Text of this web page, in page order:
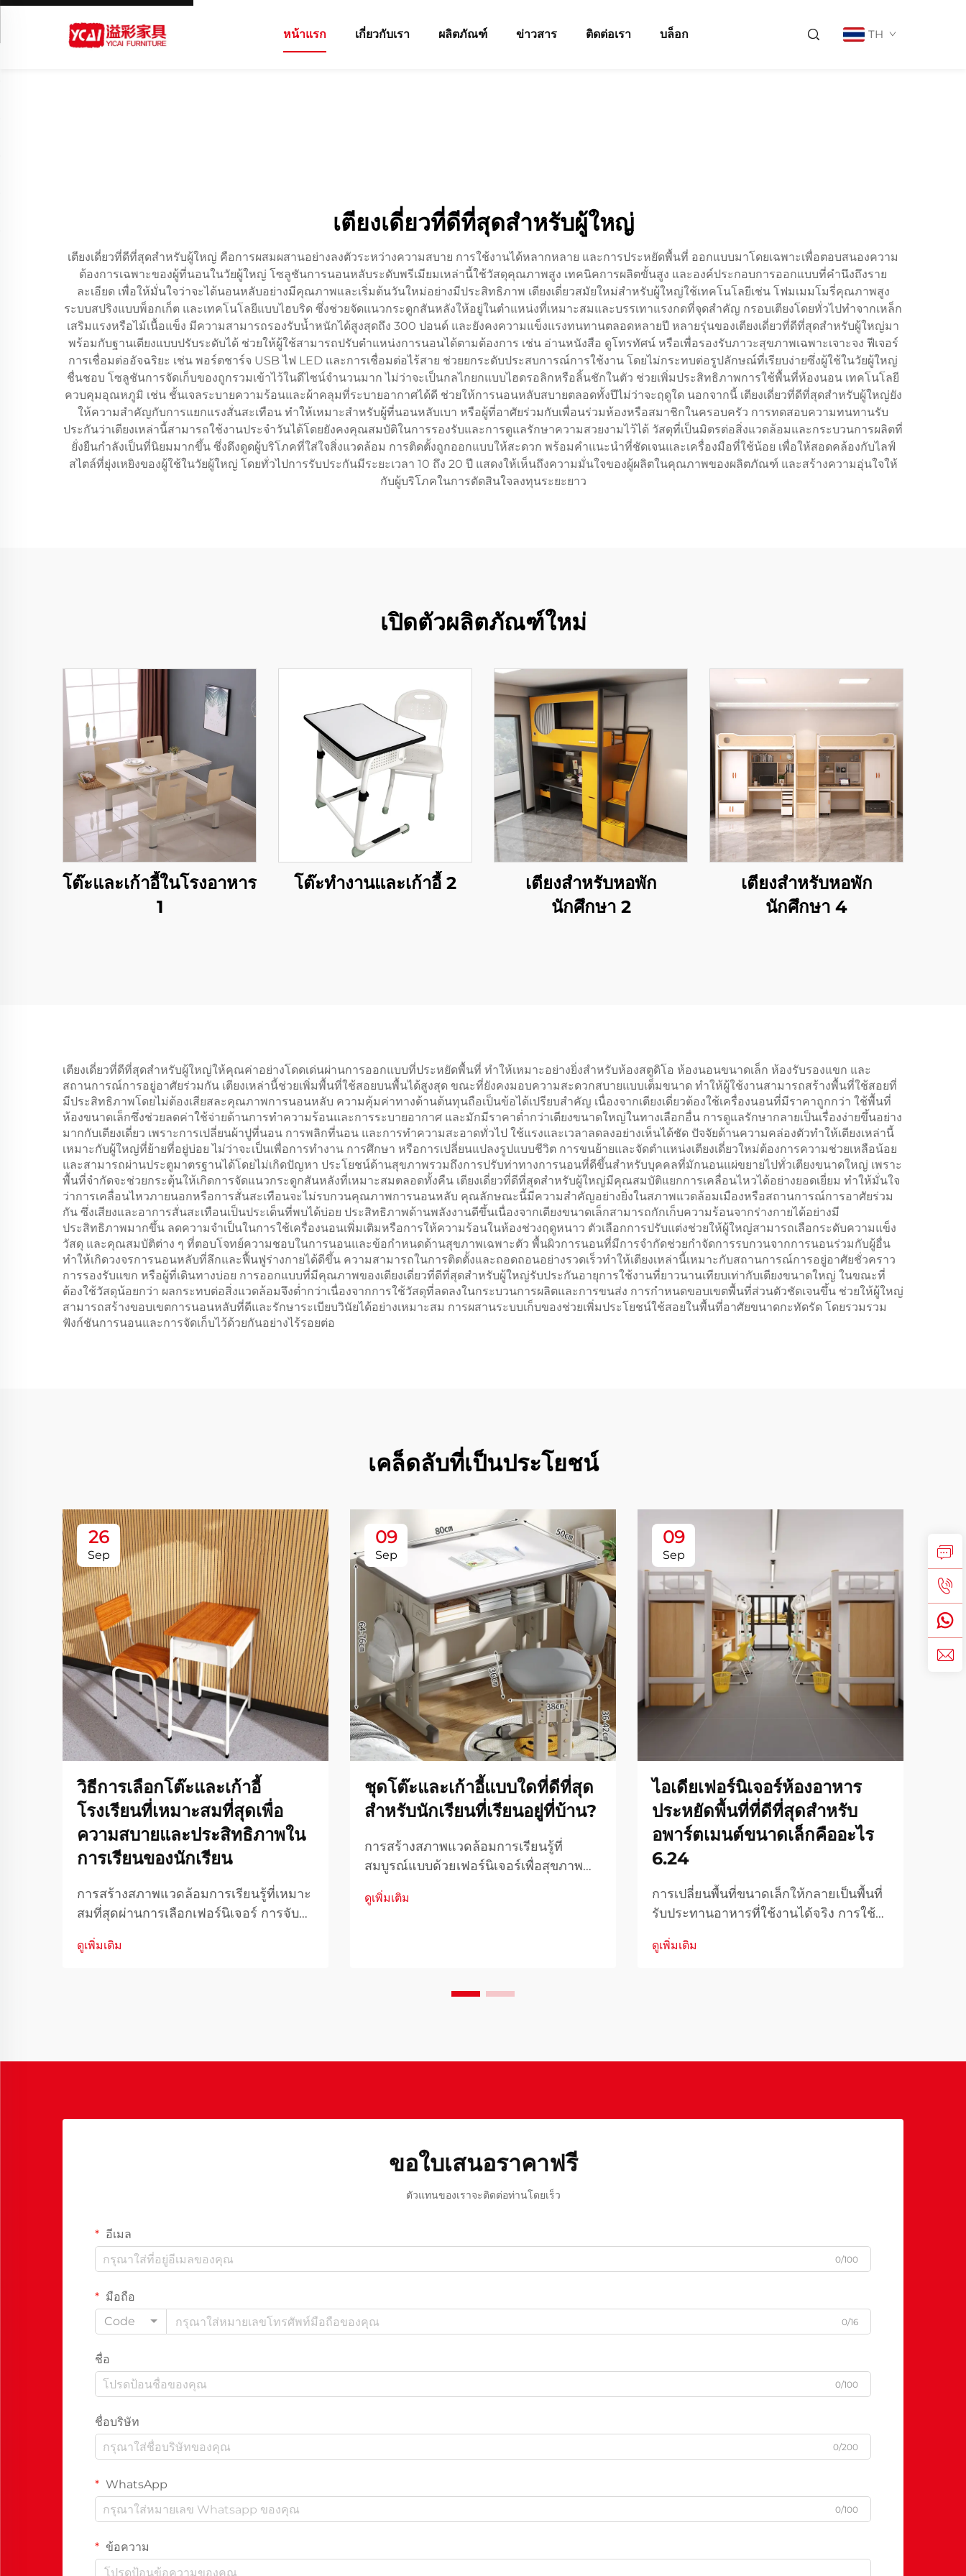
หน้าแรก เกี่ยวกับเรา ผลิตภัณฑ์ ข่าวสาร ติดต่อเรา บล็อก TH
เตียงเดี่ยวที่ดีที่สุดสำหรับผู้ใหญ่
เตียงเดี่ยวที่ดีที่สุดสำหรับผู้ใหญ่ คือการผสมผสานอย่างลงตัวระหว่างความสบาย การใช้งานได้หลากหลาย และการประหยัดพื้นที่ ออกแบบมาโดยเฉพาะเพื่อตอบสนองความ
ต้องการเฉพาะของผู้ที่นอนในวัยผู้ใหญ่ โซลูชันการนอนหลับระดับพรีเมียมเหล่านี้ใช้วัสดุคุณภาพสูง เทคนิคการผลิตขั้นสูง และองค์ประกอบการออกแบบที่คำนึงถึงราย
ละเอียด เพื่อให้มั่นใจว่าจะได้นอนหลับอย่างมีคุณภาพและเริ่มต้นวันใหม่อย่างมีประสิทธิภาพ เตียงเดี่ยวสมัยใหม่สำหรับผู้ใหญ่ใช้เทคโนโลยีเช่น โฟมเมมโมรี่คุณภาพสูง
ระบบสปริงแบบพ็อกเก็ต และเทคโนโลยีแบบไฮบริด ซึ่งช่วยจัดแนวกระดูกสันหลังให้อยู่ในตำแหน่งที่เหมาะสมและบรรเทาแรงกดที่จุดสำคัญ กรอบเตียงโดยทั่วไปทำจากเหล็ก
เสริมแรงหรือไม้เนื้อแข็ง มีความสามารถรองรับน้ำหนักได้สูงสุดถึง 300 ปอนด์ และยังคงความแข็งแรงทนทานตลอดหลายปี หลายรุ่นของเตียงเดี่ยวที่ดีที่สุดสำหรับผู้ใหญ่มา
พร้อมกับฐานเตียงแบบปรับระดับได้ ช่วยให้ผู้ใช้สามารถปรับตำแหน่งการนอนได้ตามต้องการ เช่น อ่านหนังสือ ดูโทรทัศน์ หรือเพื่อรองรับภาวะสุขภาพเฉพาะเจาะจง ฟีเจอร์
การเชื่อมต่ออัจฉริยะ เช่น พอร์ตชาร์จ USB ไฟ LED และการเชื่อมต่อไร้สาย ช่วยยกระดับประสบการณ์การใช้งาน โดยไม่กระทบต่อรูปลักษณ์ที่เรียบง่ายซึ่งผู้ใช้ในวัยผู้ใหญ่
ชื่นชอบ โซลูชันการจัดเก็บของถูกรวมเข้าไว้ในดีไซน์จำนวนมาก ไม่ว่าจะเป็นกลไกยกแบบไฮดรอลิกหรือลิ้นชักในตัว ช่วยเพิ่มประสิทธิภาพการใช้พื้นที่ห้องนอน เทคโนโลยี
ควบคุมอุณหภูมิ เช่น ชั้นเจลระบายความร้อนและผ้าคลุมที่ระบายอากาศได้ดี ช่วยให้การนอนหลับสบายตลอดทั้งปีไม่ว่าจะฤดูใด นอกจากนี้ เตียงเดี่ยวที่ดีที่สุดสำหรับผู้ใหญ่ยัง
ให้ความสำคัญกับการแยกแรงสั่นสะเทือน ทำให้เหมาะสำหรับผู้ที่นอนหลับเบา หรือผู้ที่อาศัยร่วมกับเพื่อนร่วมห้องหรือสมาชิกในครอบครัว การทดสอบความทนทานรับ
ประกันว่าเตียงเหล่านี้สามารถใช้งานประจำวันได้โดยยังคงคุณสมบัติในการรองรับและการดูแลรักษาความสวยงามไว้ได้ วัสดุที่เป็นมิตรต่อสิ่งแวดล้อมและกระบวนการผลิตที่
ยั่งยืนกำลังเป็นที่นิยมมากขึ้น ซึ่งดึงดูดผู้บริโภคที่ใส่ใจสิ่งแวดล้อม การติดตั้งถูกออกแบบให้สะดวก พร้อมคำแนะนำที่ชัดเจนและเครื่องมือที่ใช้น้อย เพื่อให้สอดคล้องกับไลฟ์
สไตล์ที่ยุ่งเหยิงของผู้ใช้ในวัยผู้ใหญ่ โดยทั่วไปการรับประกันมีระยะเวลา 10 ถึง 20 ปี แสดงให้เห็นถึงความมั่นใจของผู้ผลิตในคุณภาพของผลิตภัณฑ์ และสร้างความอุ่นใจให้
กับผู้บริโภคในการตัดสินใจลงทุนระยะยาว
เปิดตัวผลิตภัณฑ์ใหม่
โต๊ะและเก้าอี้ในโรงอาหาร
1
โต๊ะทำงานและเก้าอี้ 2
เตียงสำหรับหอพัก
นักศึกษา 2
เตียงสำหรับหอพัก
นักศึกษา 4
เตียงเดี่ยวที่ดีที่สุดสำหรับผู้ใหญ่ให้คุณค่าอย่างโดดเด่นผ่านการออกแบบที่ประหยัดพื้นที่ ทำให้เหมาะอย่างยิ่งสำหรับห้องสตูดิโอ ห้องนอนขนาดเล็ก ห้องรับรองแขก และ
สถานการณ์การอยู่อาศัยร่วมกัน เตียงเหล่านี้ช่วยเพิ่มพื้นที่ใช้สอยบนพื้นได้สูงสุด ขณะที่ยังคงมอบความสะดวกสบายแบบเต็มขนาด ทำให้ผู้ใช้งานสามารถสร้างพื้นที่ใช้สอยที่
มีประสิทธิภาพโดยไม่ต้องเสียสละคุณภาพการนอนหลับ ความคุ้มค่าทางด้านต้นทุนถือเป็นข้อได้เปรียบสำคัญ เนื่องจากเตียงเดี่ยวต้องใช้เครื่องนอนที่มีราคาถูกกว่า ใช้พื้นที่
ห้องขนาดเล็กซึ่งช่วยลดค่าใช้จ่ายด้านการทำความร้อนและการระบายอากาศ และมักมีราคาต่ำกว่าเตียงขนาดใหญ่ในทางเลือกอื่น การดูแลรักษากลายเป็นเรื่องง่ายขึ้นอย่าง
มากกับเตียงเดี่ยว เพราะการเปลี่ยนผ้าปูที่นอน การพลิกที่นอน และการทำความสะอาดทั่วไป ใช้แรงและเวลาลดลงอย่างเห็นได้ชัด ปัจจัยด้านความคล่องตัวทำให้เตียงเหล่านี้
เหมาะกับผู้ใหญ่ที่ย้ายที่อยู่บ่อย ไม่ว่าจะเป็นเพื่อการทำงาน การศึกษา หรือการเปลี่ยนแปลงรูปแบบชีวิต การขนย้ายและจัดตำแหน่งเตียงเดี่ยวใหม่ต้องการความช่วยเหลือน้อย
และสามารถผ่านประตูมาตรฐานได้โดยไม่เกิดปัญหา ประโยชน์ด้านสุขภาพรวมถึงการปรับท่าทางการนอนที่ดีขึ้นสำหรับบุคคลที่มักนอนแผ่ขยายไปทั่วเตียงขนาดใหญ่ เพราะ
พื้นที่จำกัดจะช่วยกระตุ้นให้เกิดการจัดแนวกระดูกสันหลังที่เหมาะสมตลอดทั้งคืน เตียงเดี่ยวที่ดีที่สุดสำหรับผู้ใหญ่มีคุณสมบัติแยกการเคลื่อนไหวได้อย่างยอดเยี่ยม ทำให้มั่นใจ
ว่าการเคลื่อนไหวภายนอกหรือการสั่นสะเทือนจะไม่รบกวนคุณภาพการนอนหลับ คุณลักษณะนี้มีความสำคัญอย่างยิ่งในสภาพแวดล้อมเมืองหรือสถานการณ์การอาศัยร่วม
กัน ซึ่งเสียงและอาการสั่นสะเทือนเป็นประเด็นที่พบได้บ่อย ประสิทธิภาพด้านพลังงานดีขึ้นเนื่องจากเตียงขนาดเล็กสามารถกักเก็บความร้อนจากร่างกายได้อย่างมี
ประสิทธิภาพมากขึ้น ลดความจำเป็นในการใช้เครื่องนอนเพิ่มเติมหรือการให้ความร้อนในห้องช่วงฤดูหนาว ตัวเลือกการปรับแต่งช่วยให้ผู้ใหญ่สามารถเลือกระดับความแข็ง
วัสดุ และคุณสมบัติต่าง ๆ ที่ตอบโจทย์ความชอบในการนอนและข้อกำหนดด้านสุขภาพเฉพาะตัว พื้นผิวการนอนที่มีการจำกัดช่วยกำจัดการรบกวนจากการนอนร่วมกับผู้อื่น
ทำให้เกิดวงจรการนอนหลับที่ลึกและฟื้นฟูร่างกายได้ดีขึ้น ความสามารถในการติดตั้งและถอดถอนอย่างรวดเร็วทำให้เตียงเหล่านี้เหมาะกับสถานการณ์การอยู่อาศัยชั่วคราว
การรองรับแขก หรือผู้ที่เดินทางบ่อย การออกแบบที่มีคุณภาพของเตียงเดี่ยวที่ดีที่สุดสำหรับผู้ใหญ่รับประกันอายุการใช้งานที่ยาวนานเทียบเท่ากับเตียงขนาดใหญ่ ในขณะที่
ต้องใช้วัสดุน้อยกว่า ผลกระทบต่อสิ่งแวดล้อมจึงต่ำกว่าเนื่องจากการใช้วัสดุที่ลดลงในกระบวนการผลิตและการขนส่ง การกำหนดขอบเขตพื้นที่ส่วนตัวชัดเจนขึ้น ช่วยให้ผู้ใหญ่
สามารถสร้างขอบเขตการนอนหลับที่ดีและรักษาระเบียบวินัยได้อย่างเหมาะสม การผสานระบบเก็บของช่วยเพิ่มประโยชน์ใช้สอยในพื้นที่อาศัยขนาดกะทัดรัด โดยรวมรวม
ฟังก์ชันการนอนและการจัดเก็บไว้ด้วยกันอย่างไร้รอยต่อ
เคล็ดลับที่เป็นประโยชน์
26
Sep
วิธีการเลือกโต๊ะและเก้าอี้
โรงเรียนที่เหมาะสมที่สุดเพื่อ
ความสบายและประสิทธิภาพใน
การเรียนของนักเรียน
การสร้างสภาพแวดล้อมการเรียนรู้ที่เหมาะ
สมที่สุดผ่านการเลือกเฟอร์นิเจอร์ การจับคู่
ฐานของสภาพแวดล้อมการเรียนรู้ของ
ดูเพิ่มเติม
09
Sep
ชุดโต๊ะและเก้าอี้แบบใดที่ดีที่สุด
สำหรับนักเรียนที่เรียนอยู่ที่บ้าน?
การสร้างสภาพแวดล้อมการเรียนรู้ที่
สมบูรณ์แบบด้วยเฟอร์นิเจอร์เพื่อสุขภาพ
พื้นฐานของพื้นที่เรียนรู้ที่มีประสิทธิภาพ
ดูเพิ่มเติม
09
Sep
ไอเดียเฟอร์นิเจอร์ห้องอาหาร
ประหยัดพื้นที่ที่ดีที่สุดสำหรับ
อพาร์ตเมนต์ขนาดเล็กคืออะไร
6.24
การเปลี่ยนพื้นที่ขนาดเล็กให้กลายเป็นพื้นที่
รับประทานอาหารที่ใช้งานได้จริง การใช้
หมายความว่าคุณจะต้องเสียสไตล์หรือ
ดูเพิ่มเติม
ขอใบเสนอราคาฟรี
ตัวแทนของเราจะติดต่อท่านโดยเร็ว
อีเมล
0/100
มือถือ
Code
0/16
ชื่อ
0/100
ชื่อบริษัท
0/200
WhatsApp
0/100
ข้อความ